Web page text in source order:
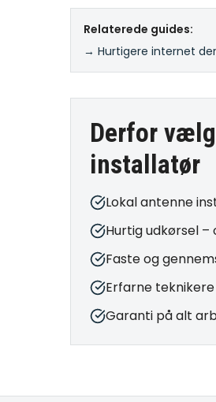
Relaterede guides:
→ Hurtigere internet
Derfor
installatør
Lokal antenne
Hurtig udkørsel
Faste og
Erfarne
Garanti på alt